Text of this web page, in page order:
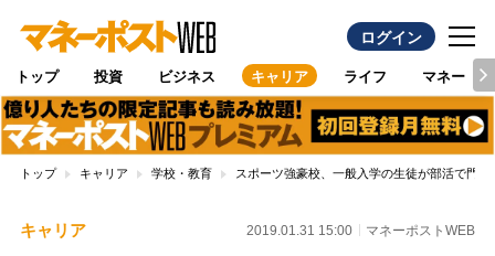
ログイン
トップ 投資 ビジネス キャリア ライフ マネー
トップ キャリア 学校・教育 スポーツ強豪校、一般入学の生徒が部活で門前
キャリア 2019.01.31 15:00 マネーポストWEB